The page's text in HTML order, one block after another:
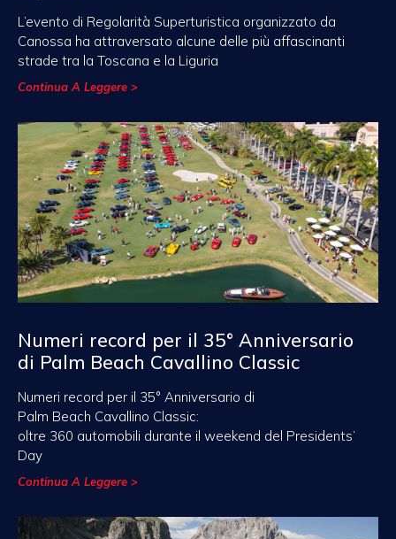
L’evento di Regolarità Superturistica organizzato da
Canossa ha attraversato alcune delle più affascinanti
strade tra la Toscana e la Liguria
Continua A Leggere >
Numeri record per il 35° Anniversario
di Palm Beach Cavallino Classic
Numeri record per il 35° Anniversario di
Palm Beach Cavallino Classic:
oltre 360 automobili durante il weekend del Presidents’
Day
Continua A Leggere >